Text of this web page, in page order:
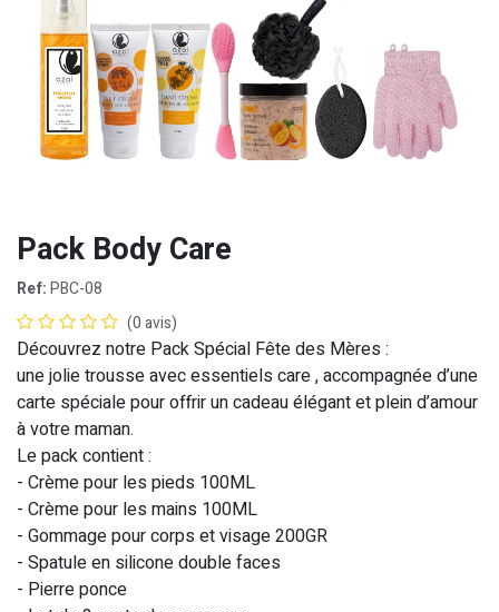
Pack Body Care
Ref:PBC-08
(0 avis)
Découvrez notre Pack Spécial Fête des Mères :
une jolie trousse avec essentiels care , accompagnée d’une
carte spéciale pour offrir un cadeau élégant et plein d’amour
à votre maman.
Le pack contient :
- Crème pour les pieds 100ML
- Crème pour les mains 100ML
- Gommage pour corps et visage 200GR
- Spatule en silicone double faces
- Pierre ponce